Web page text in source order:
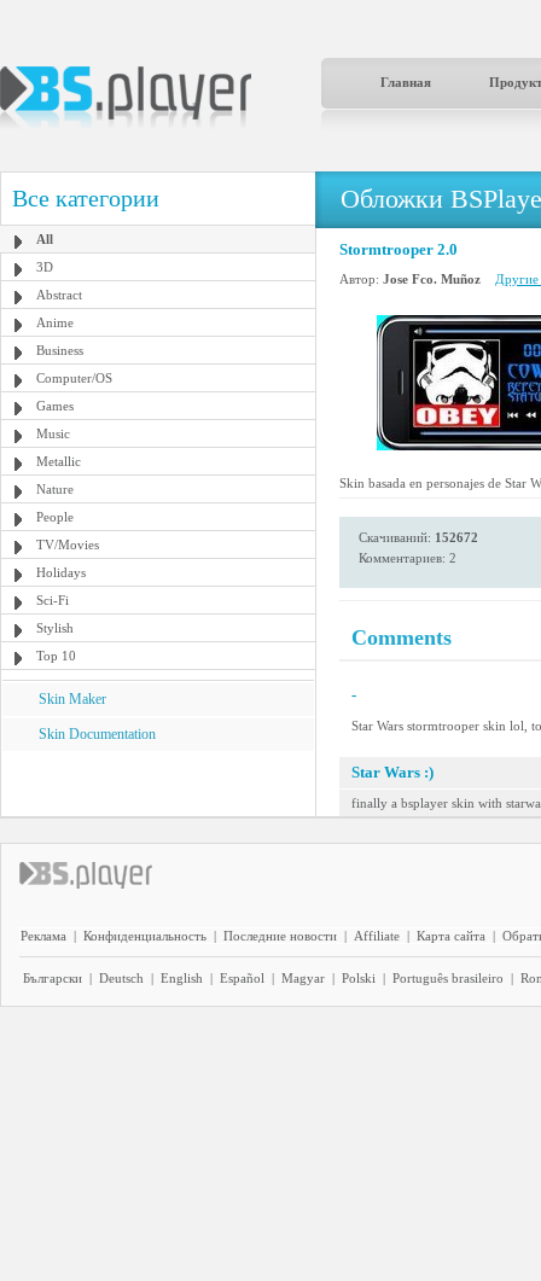
Главная
Все категории
All
3D
Abstract
Anime
Business
Computer/OS
Games
Music
Metallic
Nature
People
TV/Movies
Holidays
Sci-Fi
Stylish
Top 10
Skin Maker
Skin Documentation
Обложки
Stormtrooper 2.0
Автор: Jose Fco. Muñoz Другие
Skin basada en personajes de Star
Скачиваний: 152672
Комментариев: 2
Comments
-
Star Wars stormtrooper skin lol,
Star Wars :)
finally a bsplayer skin with
Реклама | Конфиденциальность | Последние новости | Affiliate | Карта сайта |
Български | Deutsch | English | Español | Magyar | Polski | Português brasileiro |